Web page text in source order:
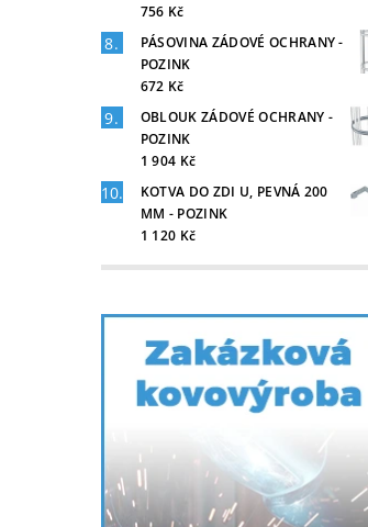
756 Kč
PÁSOVINA ZÁDOVÉ OCHRANY -
POZINK
672 Kč
OBLOUK ZÁDOVÉ OCHRANY -
POZINK
1 904 Kč
KOTVA DO ZDI U, PEVNÁ 200
MM - POZINK
1 120 Kč